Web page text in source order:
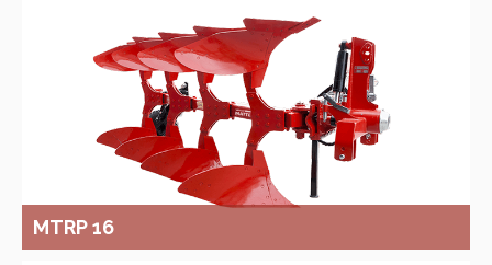
MTRP 16